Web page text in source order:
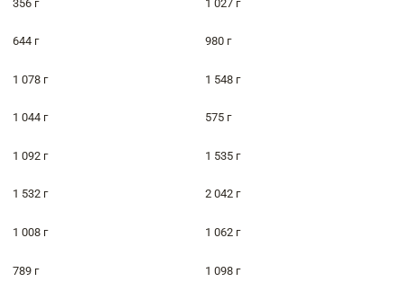
356 г 1 027 г
644 г 980 г
1 078 г 1 548 г
1 044 г 575 г
1 092 г 1 535 г
1 532 г 2 042 г
1 008 г 1 062 г
789 г 1 098 г